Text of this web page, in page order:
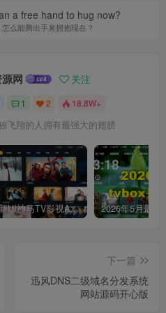
a free hand to hug now?
么能腾出手来拥抱现在？
网 关注
1 2 18.8W+
飞翔的人拥有最强大的翅膀
最新UI神马TV影视APP源码 乐檬影视苹果CMS后台 包含前后端源码
下一篇
迅风DNS二级域名分发系统
网站源码开心版